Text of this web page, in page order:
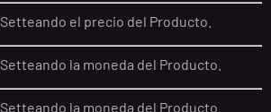
Setteando el precio del Producto.
Setteando la moneda del Producto.
Setteando la moneda del Producto.